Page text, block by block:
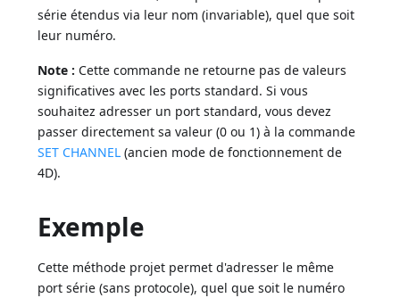
série étendus via leur nom (invariable), quel que soit
leur numéro.
Note : Cette commande ne retourne pas de valeurs
significatives avec les ports standard. Si vous
souhaitez adresser un port standard, vous devez
passer directement sa valeur (0 ou 1) à la commande
SET CHANNEL (ancien mode de fonctionnement de
4D).
Exemple
Cette méthode projet permet d'adresser le même
port série (sans protocole), quel que soit le numéro